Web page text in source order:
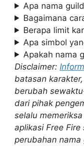
Apa nama
Bagaimana
Berapa limit
Apa simbol
Apakah nama
Disclaimer:
batasan
berubah
dari pihak
selalu
aplikasi Free
perubahan nama